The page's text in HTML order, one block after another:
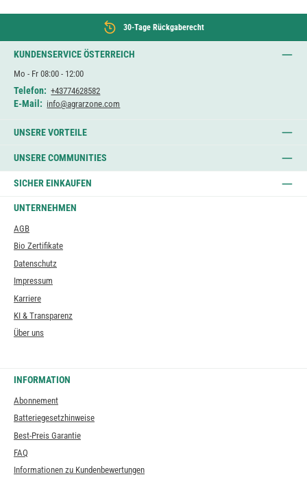
30-Tage Rückgaberecht
KUNDENSERVICE ÖSTERREICH
Mo - Fr 08:00 - 12:00
Telefon: +43774628582
E-Mail: info@agrarzone.com
UNSERE VORTEILE
UNSERE COMMUNITIES
SICHER EINKAUFEN
UNTERNEHMEN
AGB
Bio Zertifikate
Datenschutz
Impressum
Karriere
KI & Transparenz
Über uns
INFORMATION
Abonnement
Batteriegesetzhinweise
Best-Preis Garantie
FAQ
Informationen zu Kundenbewertungen